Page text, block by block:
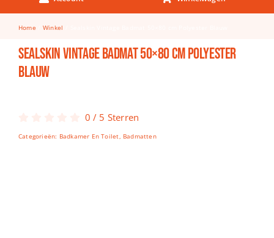
Keuken & Tafelen
Kinderfietsen
Knutselen
Puzzels
Home Winkel
Sealskin Vintage Badmat 50×80 cm Polyester
Blauw
0 / 5 Sterren
Categorieën: Badkamer En Toilet, Badmatten